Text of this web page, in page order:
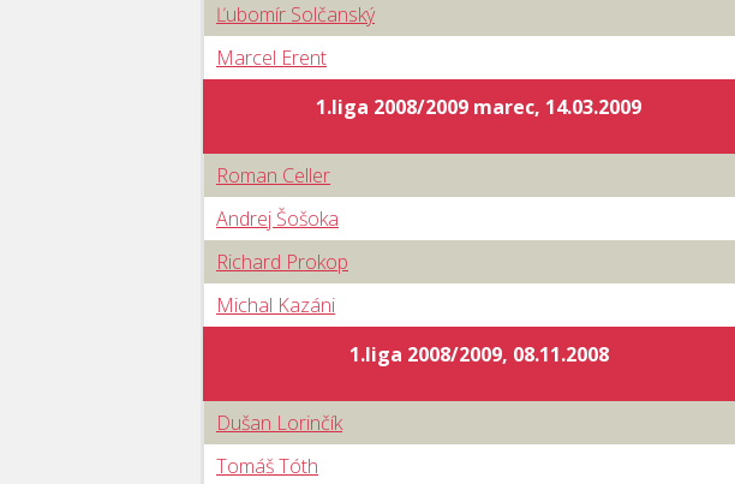
Ľubomír Solčanský
Marcel Erent
1.liga 2008/2009 marec, 14.03.2009
Roman Celler
Andrej Šošoka
Richard Prokop
Michal Kazáni
1.liga 2008/2009, 08.11.2008
Dušan Lorinčík
Tomáš Tóth